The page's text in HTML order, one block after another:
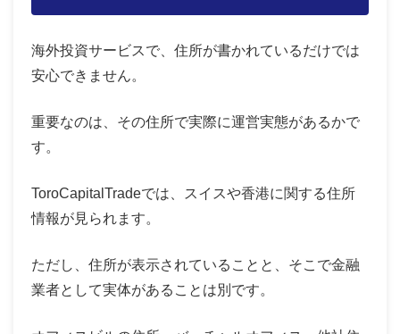
海外投資サービスで、住所が書かれているだけでは
安心できません。
重要なのは、その住所で実際に運営実態があるかで
す。
ToroCapitalTradeでは、スイスや香港に関する住所
情報が見られます。
ただし、住所が表示されていることと、そこで金融
業者として実体があることは別です。